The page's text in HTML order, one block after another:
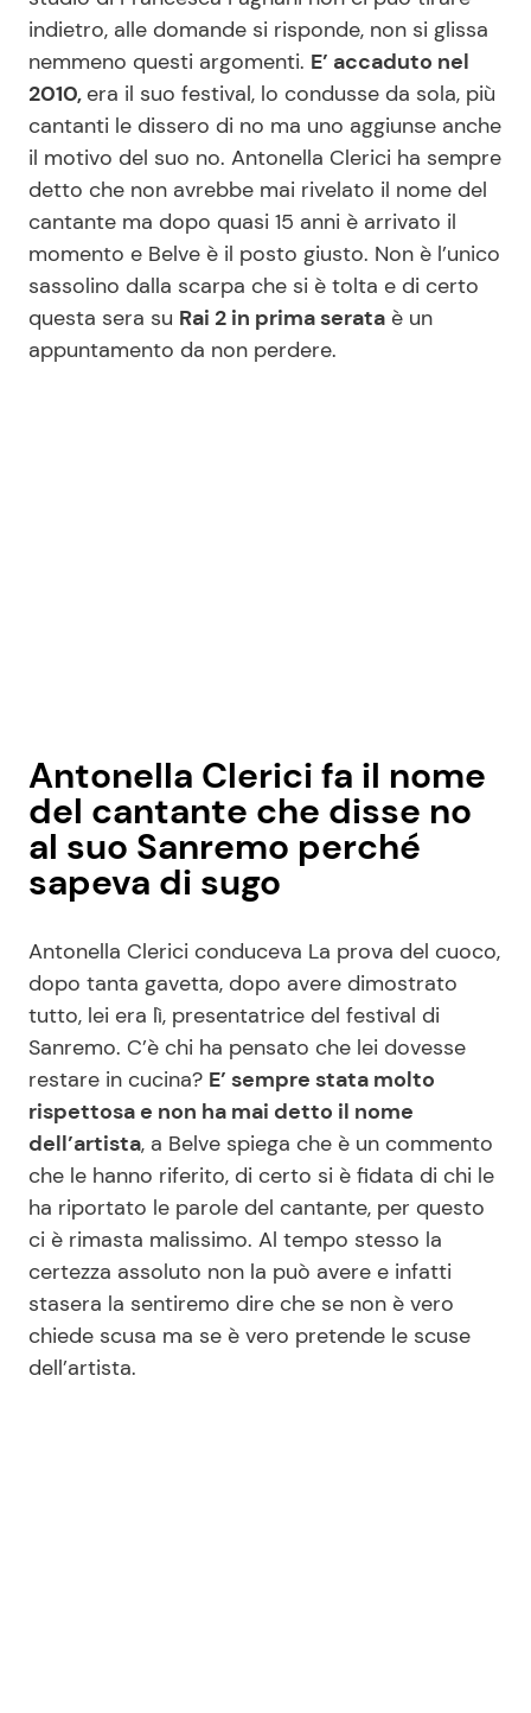
Viaggi e Turismo
Festività
Ricette Feste
Ricette per Bambini
Seguici
Info
indietro, alle domande si risponde, non si glissa
nemmeno questi argomenti. E’ accaduto nel
2010, era il suo festival, lo condusse da sola, più
cantanti le dissero di no ma uno aggiunse anche
il motivo del suo no. Antonella Clerici ha sempre
detto che non avrebbe mai rivelato il nome del
cantante ma dopo quasi 15 anni è arrivato il
momento e Belve è il posto giusto. Non è l’unico
sassolino dalla scarpa che si è tolta e di certo
questa sera su Rai 2 in prima serata è un
appuntamento da non perdere.
Antonella Clerici fa il nome
del cantante che disse no
al suo Sanremo perché
sapeva di sugo
Antonella Clerici conduceva La prova del cuoco,
dopo tanta gavetta, dopo avere dimostrato
tutto, lei era lì, presentatrice del festival di
Sanremo. C’è chi ha pensato che lei dovesse
restare in cucina? E’ sempre stata molto
rispettosa e non ha mai detto il nome
dell’artista, a Belve spiega che è un commento
che le hanno riferito, di certo si è fidata di chi le
ha riportato le parole del cantante, per questo
ci è rimasta malissimo. Al tempo stesso la
certezza assoluto non la può avere e infatti
stasera la sentiremo dire che se non è vero
chiede scusa ma se è vero pretende le scuse
dell’artista.